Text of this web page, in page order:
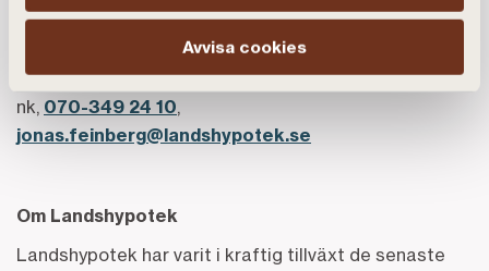
Avvisa cookies
kommentarer:
Jonas Feinberg, presskontakt Landshypotek Ba
nk, 070-349 24 10,
jonas.feinberg@landshypotek.se
Om Landshypotek
Landshypotek har varit i kraftig tillväxt de senaste